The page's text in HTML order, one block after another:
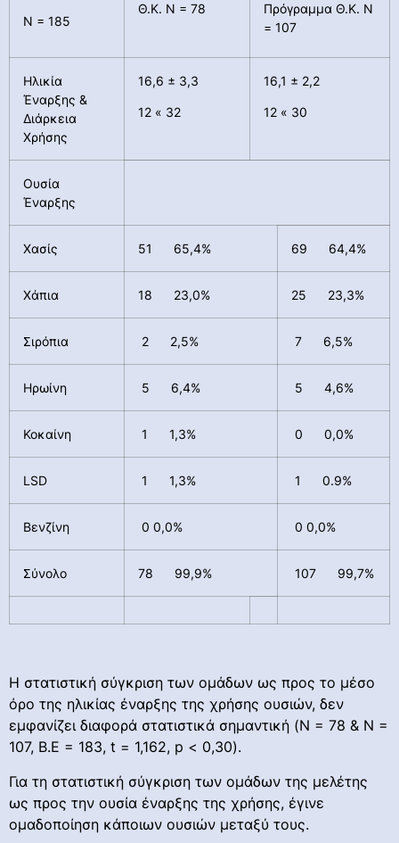
Ν = 185
Θ.Κ. Ν = 78
Πρόγραμμα Θ.Κ. Ν
= 107
Ηλικία
Έναρξης &
Διάρκεια
Χρήσης
16,6 ± 3,3
12 « 32
16,1 ± 2,2
12 « 30
Ουσία
Έναρξης
Χασίς 51 65,4% 69 64,4%
Χάπια 18 23,0% 25 23,3%
Σιρόπια 2 2,5% 7 6,5%
Ηρωίνη 5 6,4% 5 4,6%
Κοκαίνη 1 1,3% 0 0,0%
LSD 1 1,3% 1 0.9%
Βενζίνη 0 0,0% 0 0,0%
Σύνολο 78 99,9% 107 99,7%
Η στατιστική σύγκριση των ομάδων ως προς το μέσο
όρο της ηλικίας έναρξης της χρήσης ουσιών, δεν
εμφανίζει διαφορά στατιστικά σημαντική (Ν = 78 & Ν =
107, Β.Ε = 183, t = 1,162, p < 0,30).
Για τη στατιστική σύγκριση των ομάδων της μελέτης
ως προς την ουσία έναρξης της χρήσης, έγινε
ομαδοποίηση κάποιων ουσιών μεταξύ τους.